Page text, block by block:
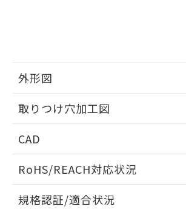
外形図
取りつけ穴加工図
CAD
ドすることができます。
RoHS/REACH対応状況
規格認証/適合状況
していることから、特段のことが
り、2022年1月12日より割愛して
す。